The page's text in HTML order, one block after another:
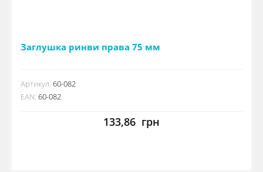
Заглушка ринви права 75 мм
Артикул: 60-082
EAN: 60-082
133,86 грн